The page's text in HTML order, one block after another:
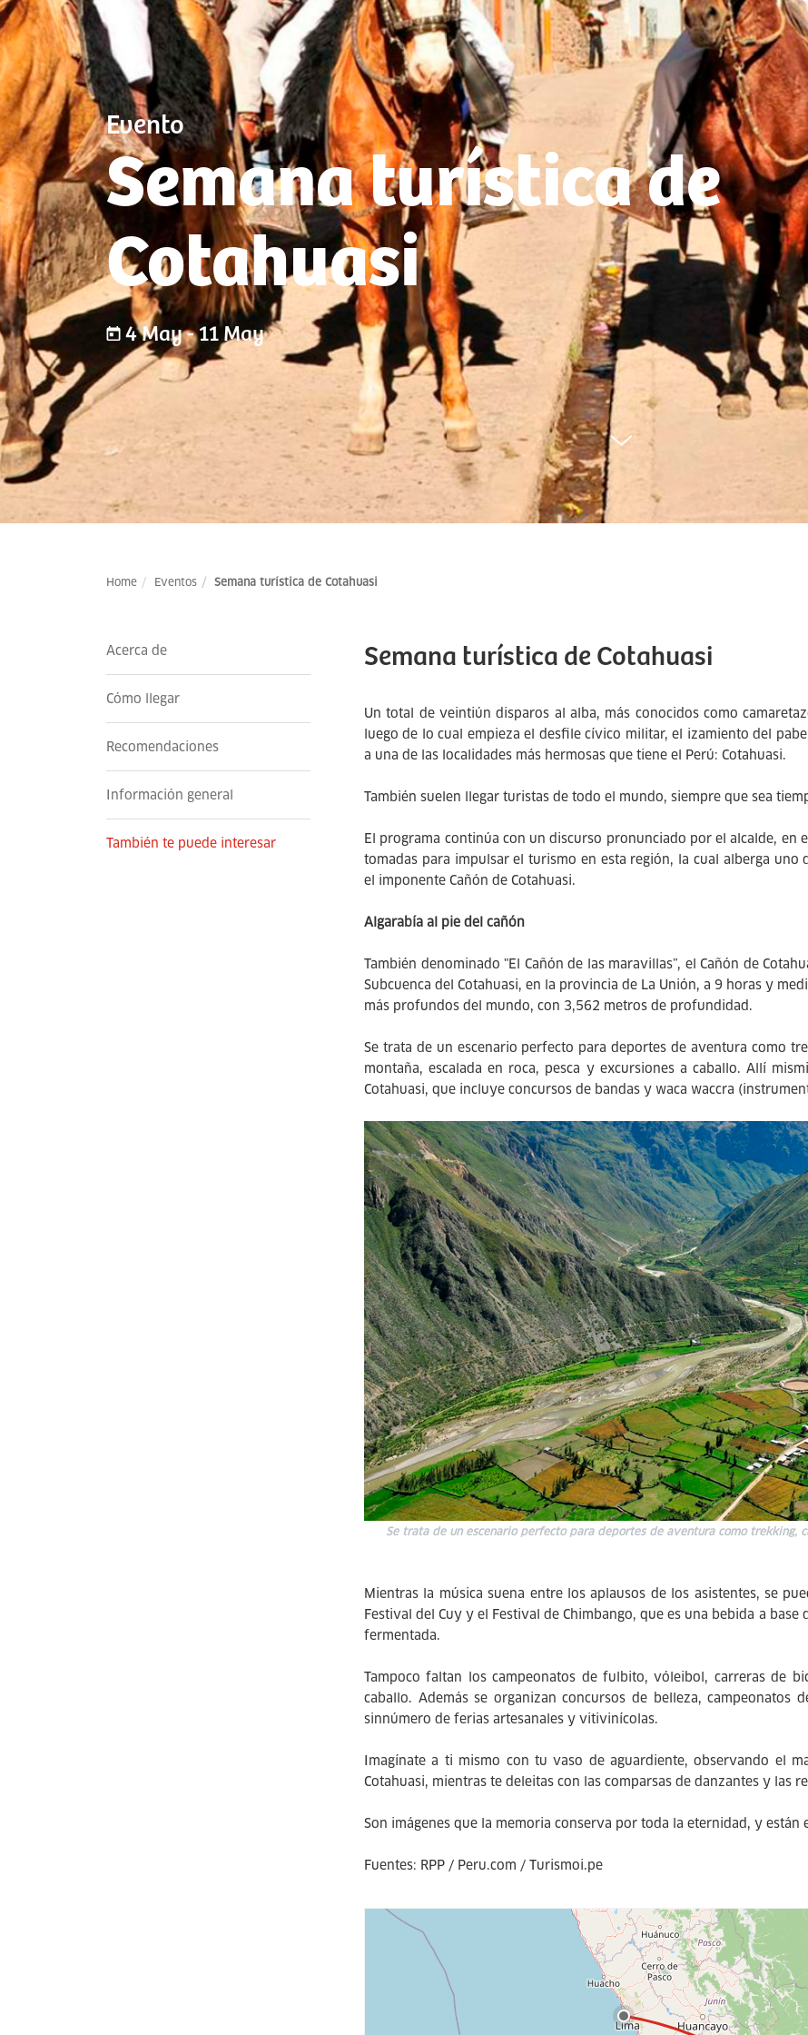
Evento
Semana turística de
Cotahuasi
4 May - 11 May
Home Eventos Semana turística de Cotahuasi
Acerca de
Cómo llegar
Recomendaciones
Información general
También te puede interesar
Semana turística de Cotahuasi
Un total de veintiún disparos al alba, más conocidos como
luego de lo cual empieza el desfile cívico militar, el izamiento del
a una de las localidades más hermosas que tiene el Perú: Cotahuasi.
También suelen llegar turistas de todo el mundo, siempre que sea
El programa continúa con un discurso pronunciado por el alcalde, en
tomadas para impulsar el turismo en esta región, la cual alberga
el imponente Cañón de Cotahuasi.
Algarabía al pie del cañón
También denominado "El Cañón de las maravillas”, el Cañón de
Subcuenca del Cotahuasi, en la provincia de La Unión, a 9 horas y
más profundos del mundo, con 3,562 metros de profundidad.
Se trata de un escenario perfecto para deportes de aventura como
montaña, escalada en roca, pesca y excursiones a caballo. Allí
Cotahuasi, que incluye concursos de bandas y waca waccra
Se trata de un escenario perfecto para deportes de aventura como trekking,
Mientras la música suena entre los aplausos de los asistentes, se
Festival del Cuy y el Festival de Chimbango, que es una bebida a
fermentada.
Tampoco faltan los campeonatos de fulbito, vóleibol, carreras de
caballo. Además se organizan concursos de belleza,
sinnúmero de ferias artesanales y vitivinícolas.
Imagínate a ti mismo con tu vaso de aguardiente, observando el
Cotahuasi, mientras te deleitas con las comparsas de danzantes y las
Son imágenes que la memoria conserva por toda la eternidad, y están
Fuentes: RPP / Peru.com / Turismoi.pe